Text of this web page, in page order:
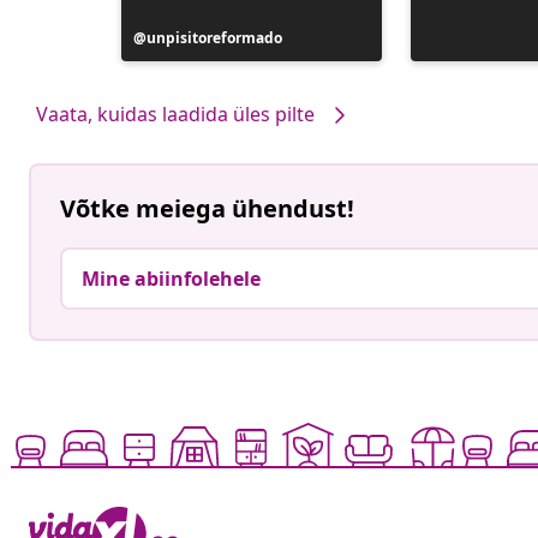
Postitus
avaldatud
unpisitoreformado
Vaata, kuidas laadida üles pilte
Võtke meiega ühendust!
Mine abiinfolehele